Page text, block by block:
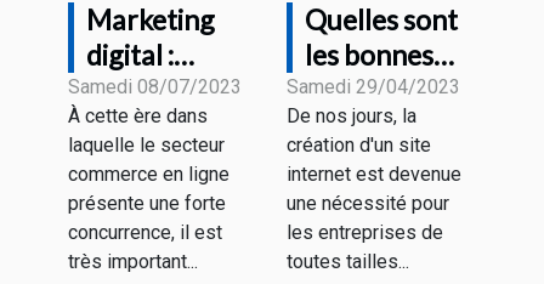
Marketing
digital :
comment
accroître sa
visibilité
grâce aux
différentes
stratégies ?
Samedi 08/07/2023
À cette ère dans
laquelle le secteur
commerce en ligne
présente une forte
concurrence, il est
très important...
Quelles sont
les bonnes
pratiques
pour créer un
site web
rentable ?
Samedi 29/04/2023
De nos jours, la
création d'un site
internet est devenue
une nécessité pour
les entreprises de
toutes tailles...